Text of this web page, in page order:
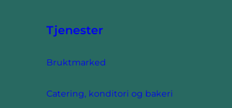
Tjenester
Bruktmarked
Catering, konditori og bakeri